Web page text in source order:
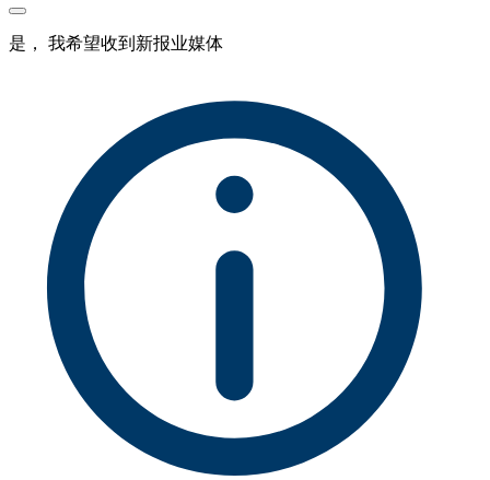
是， 我希望收到新报业媒体